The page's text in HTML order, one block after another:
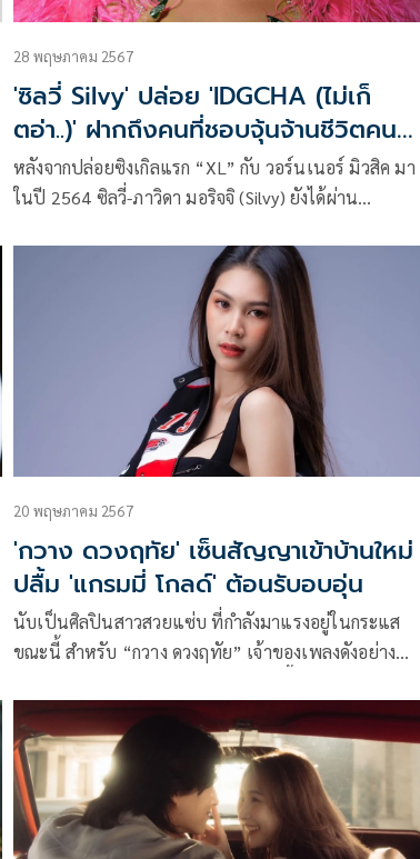
28 พฤษภาคม 2567
'ซิลวี่ Silvy' ปล่อย 'IDGCHA (ไม่เก็
ตอ่า..)' ฝากถึงคนที่ชอบจุ้นจ้านชีวิตคน
อื่น!
หลังจากปล่อยซิงเกิลแรก “XL” กับ วอร์นเนอร์ มิวสิค มา
ในปี 2564 ซิลวี่-ภาวิดา มอริจจิ (Silvy) ยังได้ผ่าน
มาตลอด จึงไม่ใช่เรื่องน่าแปลกใจที่ทุกย่างก้าวในผลงาน
ของ “ซิลวี่” จะเต็มไปด้วยคุณภาพ
20 พฤษภาคม 2567
'กวาง ดวงฤทัย' เซ็นสัญญาเข้าบ้านใหม่
ปลื้ม 'แกรมมี่ โกลด์' ต้อนรับอบอุ่น
นับเป็นศิลปินสาวสวยแซ่บ ที่กำลังมาแรงอยู่ในกระแส
ขณะนี้ สำหรับ “กวาง ดวงฤทัย” เจ้าของเพลงดังอย่าง
trending for music บนยูทูบ และเพลง “เขาบ่ได้มีใจ” ที่
มียอดทะลุ 43 ล้านวิว